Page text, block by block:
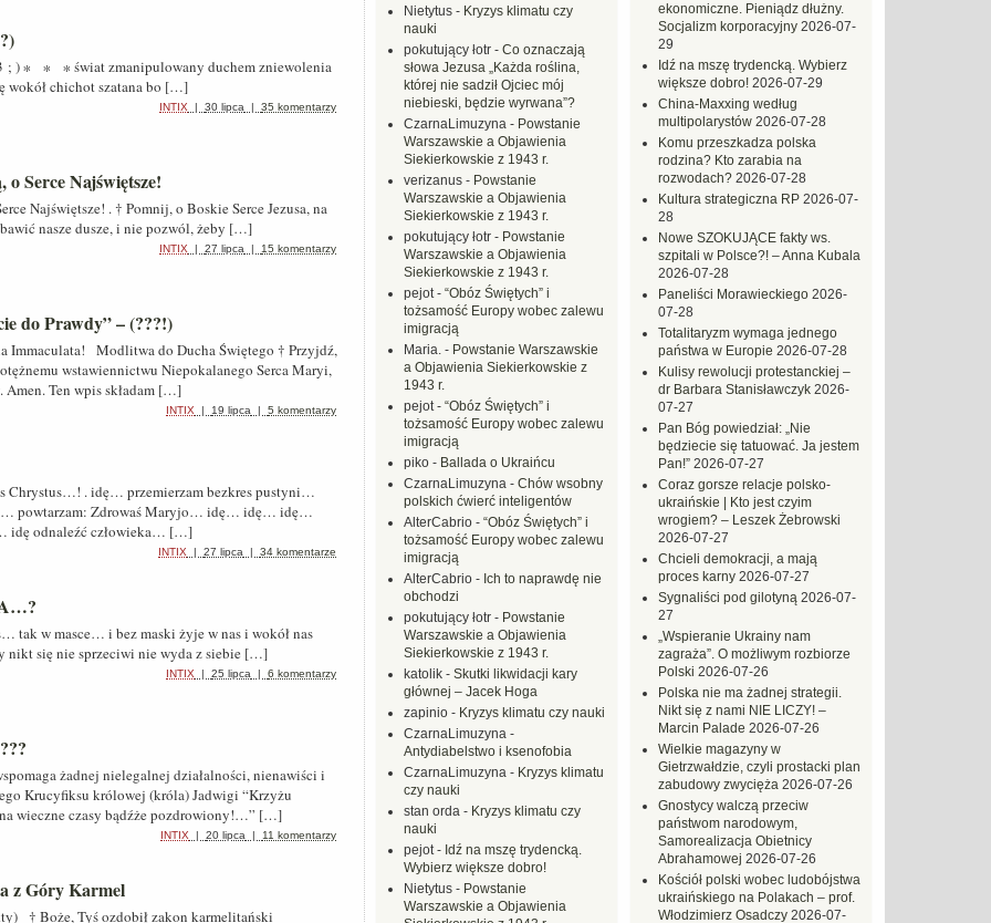
; ) ∗ ∗ ∗ świat zmanipulowany duchem zniewolenia
wokół chichot szatana bo […]
INTIX | 30 lipca | 35 komentarzy
Serce Najświętsze!
Najświętsze! . † Pomnij, o Boskie Serce Jezusa, na
nasze dusze, i nie pozwól, żeby […]
INTIX | 27 lipca | 15 komentarzy
do Prawdy” – (???!)
Immaculata! Modlitwa do Ducha Świętego † Przyjdź,
wstawiennictwu Niepokalanego Serca Maryi,
Ten wpis składam […]
INTIX | 19 lipca | 5 komentarzy
Chrystus…! . idę… przemierzam bezkres pustyni…
powtarzam: Zdrowaś Maryjo… idę… idę… idę…
idę odnaleźć człowieka… […]
INTIX | 27 lipca | 34 komentarze
tak w masce… i bez maski żyje w nas i wokół nas
nikt się nie sprzeciwi nie wyda z siebie […]
INTIX | 25 lipca | 6 komentarzy
żadnej nielegalnej działalności, nienawiści i
Krucyfiksu królowej (króla) Jadwigi “Krzyżu
wieczne czasy bądźże pozdrowiony!…” […]
INTIX | 20 lipca | 11 komentarzy
z Góry Karmel
† Boże, Tyś ozdobił zakon karmelitański
ekonomiczne. Pieniądz dłużny.
Socjalizm korporacyjny 2026-07-
29
Idź na mszę trydencką. Wybierz
większe dobro! 2026-07-29
China-Maxxing według
multipolarystów 2026-07-28
Komu przeszkadza polska
rodzina? Kto zarabia na
rozwodach? 2026-07-28
Kultura strategiczna RP 2026-07-
28
Nowe SZOKUJĄCE fakty ws.
szpitali w Polsce?! – Anna Kubala
2026-07-28
Paneliści Morawieckiego 2026-
07-28
Totalitaryzm wymaga jednego
państwa w Europie 2026-07-28
Kulisy rewolucji protestanckiej –
dr Barbara Stanisławczyk 2026-
07-27
Pan Bóg powiedział: „Nie
będziecie się tatuować. Ja jestem
Pan!” 2026-07-27
Coraz gorsze relacje polsko-
ukraińskie | Kto jest czyim
wrogiem? – Leszek Żebrowski
2026-07-27
Chcieli demokracji, a mają
proces karny 2026-07-27
Sygnaliści pod gilotyną 2026-07-
27
„Wspieranie Ukrainy nam
zagraża”. O możliwym rozbiorze
Polski 2026-07-26
Polska nie ma żadnej strategii.
Nikt się z nami NIE LICZY! –
Marcin Palade 2026-07-26
Wielkie magazyny w
Gietrzwałdzie, czyli prostacki plan
zabudowy zwycięża 2026-07-26
Gnostycy walczą przeciw
państwom narodowym,
Samorealizacja Obietnicy
Abrahamowej 2026-07-26
Kościół polski wobec ludobójstwa
ukraińskiego na Polakach – prof.
Włodzimierz Osadczy 2026-07-
Nietytus - Kryzys klimatu czy
nauki
pokutujący łotr - Co oznaczają
słowa Jezusa „Każda roślina,
której nie sadził Ojciec mój
niebieski, będzie wyrwana”?
CzarnaLimuzyna - Powstanie
Warszawskie a Objawienia
Siekierkowskie z 1943 r.
verizanus - Powstanie
Warszawskie a Objawienia
Siekierkowskie z 1943 r.
pokutujący łotr - Powstanie
Warszawskie a Objawienia
Siekierkowskie z 1943 r.
pejot- “Obóz Świętych” i
tożsamość Europy wobec zalewu
imigracją
Maria. - Powstanie Warszawskie
a Objawienia Siekierkowskie z
1943 r.
pejot- “Obóz Świętych” i
tożsamość Europy wobec zalewu
imigracją
piko - Ballada o Ukraińcu
CzarnaLimuzyna - Chów wsobny
polskich ćwierć inteligentów
AlterCabrio - “Obóz Świętych” i
tożsamość Europy wobec zalewu
imigracją
AlterCabrio - Ich to naprawdę nie
obchodzi
pokutujący łotr - Powstanie
Warszawskie a Objawienia
Siekierkowskie z 1943 r.
katolik - Skutki likwidacji kary
głównej – Jacek Hoga
zapinio - Kryzys klimatu czy nauki
CzarnaLimuzyna -
Antydiabelstwo i ksenofobia
CzarnaLimuzyna - Kryzys klimatu
czy nauki
stan orda - Kryzys klimatu czy
nauki
pejot- Idź na mszę trydencką.
Wybierz większe dobro!
Nietytus - Powstanie
Warszawskie a Objawienia